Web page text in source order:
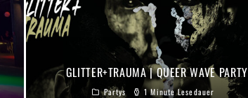
GLITTER+TRAUMA | QUEER WAVE PARTY
Partys 1 Minute Lesedauer